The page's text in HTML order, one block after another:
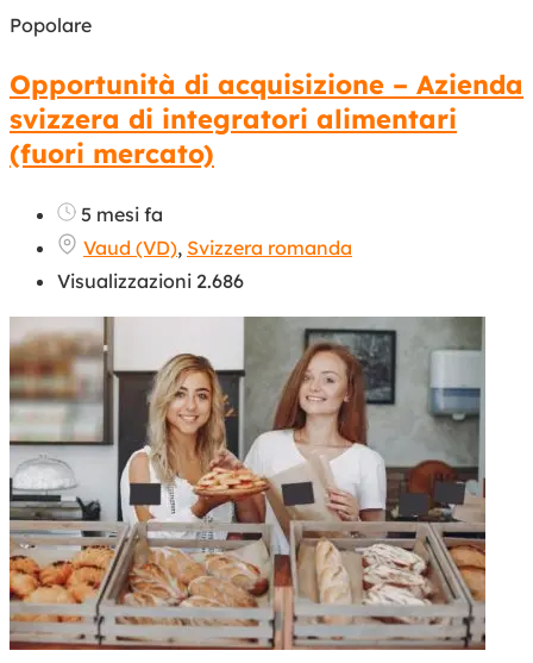
Popolare
Opportunità di acquisizione – Azienda
svizzera di integratori alimentari
(fuori mercato)
5 mesi fa
Vaud (VD), Svizzera romanda
Visualizzazioni 2.686